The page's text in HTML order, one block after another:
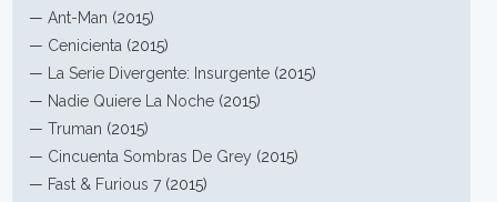
—Ant-Man (2015)
— Cenicienta (2015)
—
La Serie Divergente: Insurgente (2015)
— Nadie Quiere La Noche (2015)
—Truman (2015)
— Cincuenta Sombras De Grey (2015)
— Fast & Furious 7 (2015)